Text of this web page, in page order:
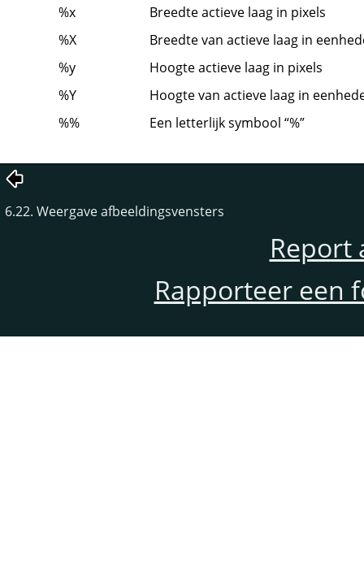
%x
Breedte actieve laag in pixels
%X
Breedte van actieve laag in
%y
Hoogte actieve laag in pixels
%Y
Hoogte van actieve laag in
%%
Een letterlijk symbool “%”
6.22. Weergave afbeeldingsvensters
Report
Rapporteer een